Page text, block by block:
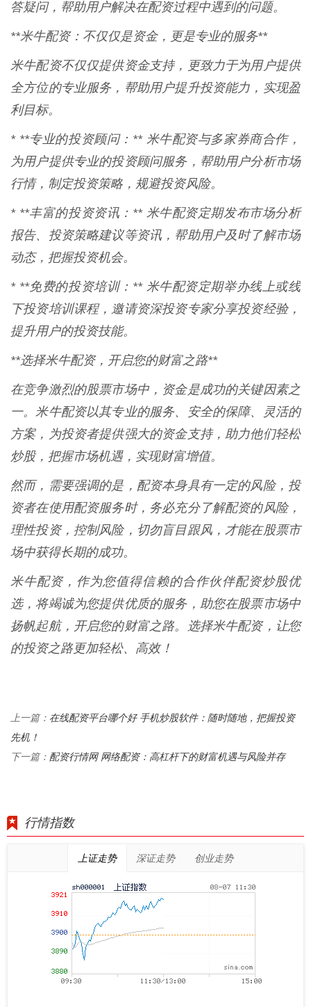
答疑问，帮助用户解决在配资过程中遇到的问题。
**米牛配资：不仅仅是资金，更是专业的服务**
米牛配资不仅仅提供资金支持，更致力于为用户提供
全方位的专业服务，帮助用户提升投资能力，实现盈
利目标。
* **专业的投资顾问：** 米牛配资与多家券商合作，
为用户提供专业的投资顾问服务，帮助用户分析市场
行情，制定投资策略，规避投资风险。
* **丰富的投资资讯：** 米牛配资定期发布市场分析
报告、投资策略建议等资讯，帮助用户及时了解市场
动态，把握投资机会。
* **免费的投资培训：** 米牛配资定期举办线上或线
下投资培训课程，邀请资深投资专家分享投资经验，
提升用户的投资技能。
**选择米牛配资，开启您的财富之路**
在竞争激烈的股票市场中，资金是成功的关键因素之
一。米牛配资以其专业的服务、安全的保障、灵活的
方案，为投资者提供强大的资金支持，助力他们轻松
炒股，把握市场机遇，实现财富增值。
然而，需要强调的是，配资本身具有一定的风险，投
资者在使用配资服务时，务必充分了解配资的风险，
理性投资，控制风险，切勿盲目跟风，才能在股票市
场中获得长期的成功。
米牛配资，作为您值得信赖的合作伙伴配资炒股优
选，将竭诚为您提供优质的服务，助您在股票市场中
扬帆起航，开启您的财富之路。选择米牛配资，让您
的投资之路更加轻松、高效！
上一篇： 在线配资平台哪个好 手机炒股软件：随时随地，把握投资
先机！
下一篇： 配资行情网 网络配资：高杠杆下的财富机遇与风险并存
行情指数
上证走势 深证走势 创业走势